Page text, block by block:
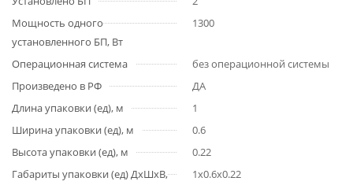
Мощность одного
установленного БП, Вт
1300
Операционная система
без операционной системы
Произведено в РФ
ДА
Длина упаковки (ед), м
1
Ширина упаковки (ед), м
0.6
Высота упаковки (ед), м
0.22
Габариты упаковки (ед) ДхШхВ,
1x0.6x0.22